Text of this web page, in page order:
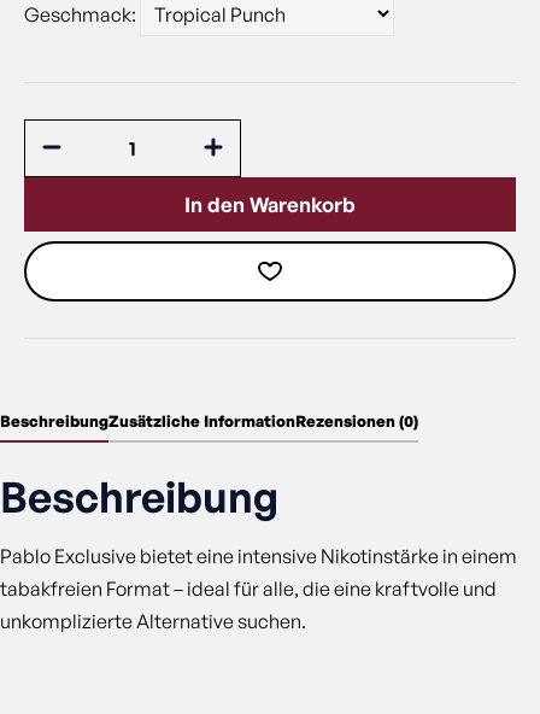
Geschmack:
In den Warenkorb
BeschreibungZusätzliche InformationRezensionen (0)
Beschreibung
Pablo Exclusive bietet eine intensive Nikotinstärke in einem
tabakfreien Format – ideal für alle, die eine kraftvolle und
unkomplizierte Alternative suchen.